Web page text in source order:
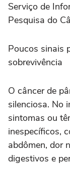
Serviço de
Pesquisa do
Poucos sinais
sobrevivência
O câncer de
silenciosa. No
sintomas ou
inespecíficos,
abdômen, dor
digestivos e